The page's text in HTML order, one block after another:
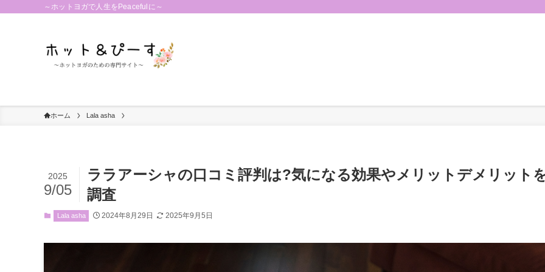
～ホットヨガで人生をPeacefulに～
ホーム Lala asha
ララアーシャの口コミ評判は?気になる効果やメリットデメリット
調査
2025
9/05
Lala asha 2024年8月29日 2025年9月5日